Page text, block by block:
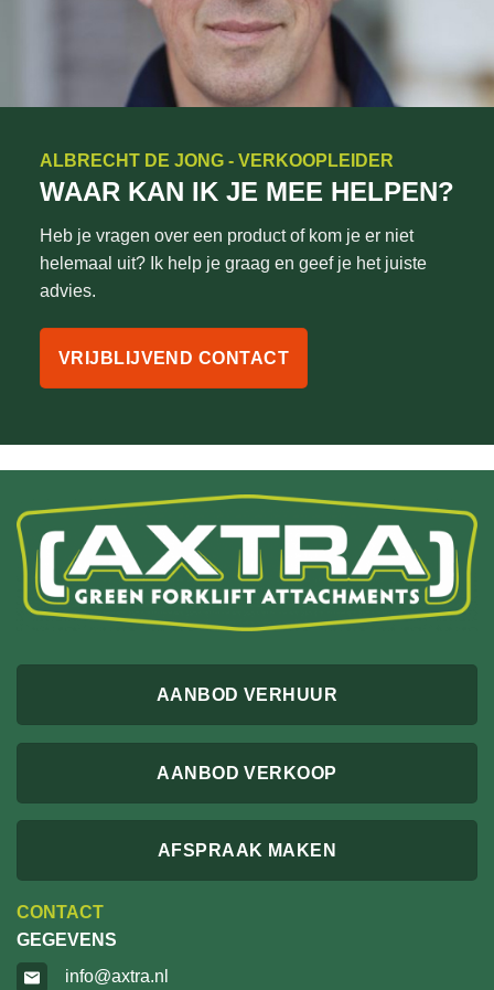
ALBRECHT DE JONG - VERKOOPLEIDER
WAAR KAN IK JE MEE HELPEN?
Heb je vragen over een product of kom je er niet
helemaal uit? Ik help je graag en geef je het juiste
advies.
VRIJBLIJVEND CONTACT
AANBOD VERHUUR
AANBOD VERKOOP
AFSPRAAK MAKEN
CONTACT
GEGEVENS
info@axtra.nl